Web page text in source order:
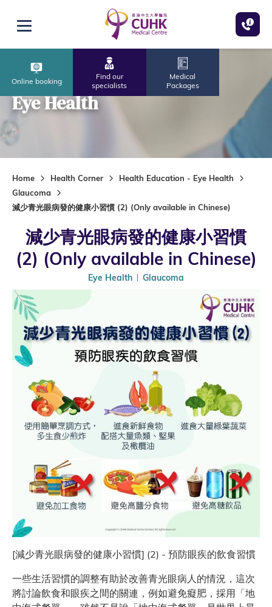
Open menu
Online booking
Find our
specialists
Medical
Packages
Eye Health
Home Health Corner
Health Education - Eye Health
Glaucoma
減少青光眼病發的健康小習慣 (2) (Only available in Chinese)
減少青光眼病發的健康小習慣
(2) (Only available in Chinese)
Eye Health Glaucoma
[減少青光眼病發的健康小習慣] (2) - 預防眼疾的飲食習慣
一些生活習慣的調整有助於改善青光眼病人的情況，這次
將討論飲食和眼疾之間的關連，例如避免癡肥，採用「地